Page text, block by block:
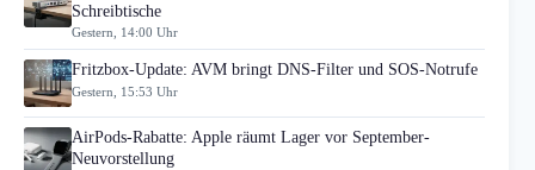
Schreibtische
Gestern, 14:00 Uhr
Fritzbox-Update: AVM bringt DNS-Filter und SOS-Notrufe
Gestern, 15:53 Uhr
AirPods-Rabatte: Apple räumt Lager vor September-
Neuvorstellung